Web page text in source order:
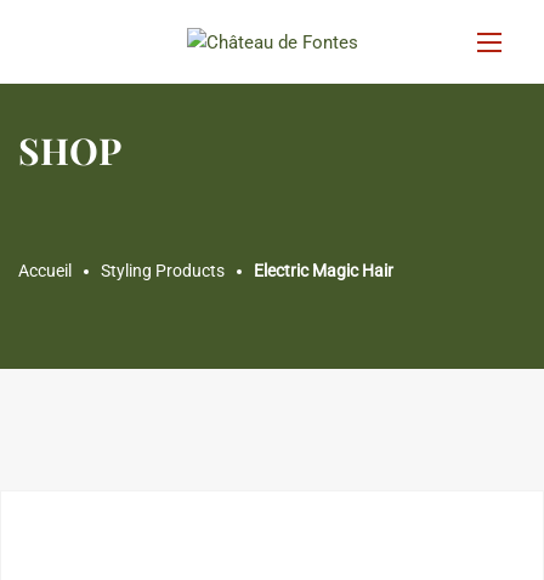
SHOP
Accueil Styling Products Electric Magic Hair